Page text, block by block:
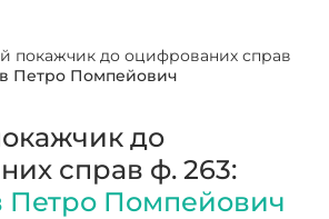
покажчик до оцифрованих справ
Петро Помпейович
до
справ ф. 263:
Петро Помпейович